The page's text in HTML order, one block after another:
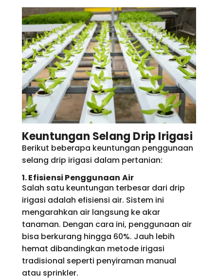
Keuntungan Selang Drip Irigasi
Berikut beberapa keuntungan penggunaan
selang drip irigasi dalam pertanian:
1. Efisiensi Penggunaan Air
Salah satu keuntungan terbesar dari drip
irigasi adalah efisiensi air. Sistem ini
mengarahkan air langsung ke akar
tanaman. Dengan cara ini, penggunaan air
bisa berkurang hingga 60%. Jauh lebih
hemat dibandingkan metode irigasi
tradisional seperti penyiraman manual
atau sprinkler.